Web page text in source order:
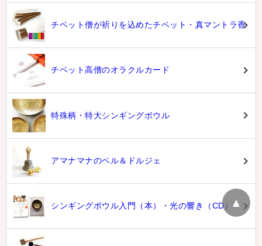
チベット僧が祈りを込めたチベット・真マントラ香
チベット高僧のオラクルカード
特殊柄・特大シンギングボウル
アマナマナのベル＆ドルジェ
シンギングボウル入門（本）・光の響き（CD） ▲